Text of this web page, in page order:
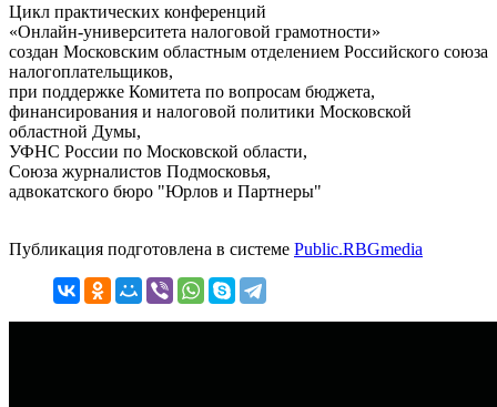
Цикл практических конференций
«Онлайн-университета налоговой грамотности»
создан Московским областным отделением Российского союза
налогоплательщиков,
при поддержке Комитета по вопросам бюджета,
финансирования и налоговой политики Московской
областной Думы,
УФНС России по Московской области,
Союза журналистов Подмосковья,
адвокатского бюро "Юрлов и Партнеры"
Публикация подготовлена в системе Public.RBGmedia